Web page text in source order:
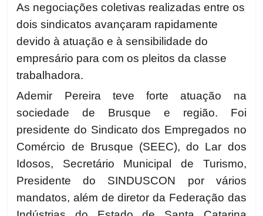
As negociações coletivas realizadas entre os
dois sindicatos avançaram rapidamente
devido à atuação e à sensibilidade do
empresário para com os pleitos da classe
trabalhadora.
Ademir Pereira teve forte atuação na
sociedade de Brusque e região. Foi
presidente do Sindicato dos Empregados no
Comércio de Brusque (SEEC), do Lar dos
Idosos, Secretário Municipal de Turismo,
Presidente do SINDUSCON por vários
mandatos, além de diretor da Federação das